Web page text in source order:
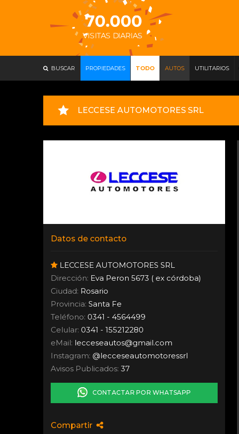
BUSCAR PROPIEDADES TODO AUTOS UTILITARIOS
LECCESE AUTOMOTORES SRL
Datos de contacto
LECCESE AUTOMOTORES SRL
Dirección: Eva Peron 5673 ( ex córdoba)
Ciudad: Rosario
Provincia: Santa Fe
Teléfono: 0341 - 4564499
Celular: 0341 - 155212280
eMail: lecceseautos@gmail.com
Instagram: @lecceseautomotoressrl
Avisos Publicados: 37
CONTACTAR POR WHATSAPP
Compartir